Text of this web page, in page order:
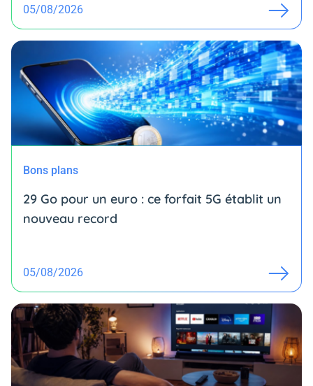
05/08/2026
Bons plans
29 Go pour un euro : ce forfait 5G établit un
nouveau record
05/08/2026